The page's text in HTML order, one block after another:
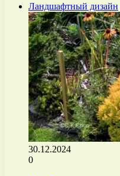
Ландшафтный дизайн
30.12.2024
0